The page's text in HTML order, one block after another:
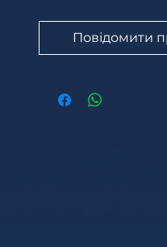
Повідомити